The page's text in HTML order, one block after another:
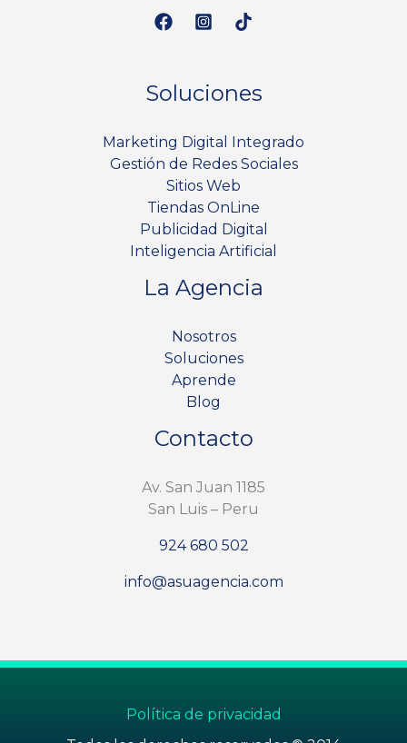
Soluciones
Marketing Digital Integrado
Gestión de Redes Sociales
Sitios Web
Tiendas OnLine
Publicidad Digital
Inteligencia Artificial
La Agencia
Nosotros
Soluciones
Aprende
Blog
Contacto
Av. San Juan 1185
San Luis – Peru
924 680 502
info@asuagencia.com
Política de privacidad